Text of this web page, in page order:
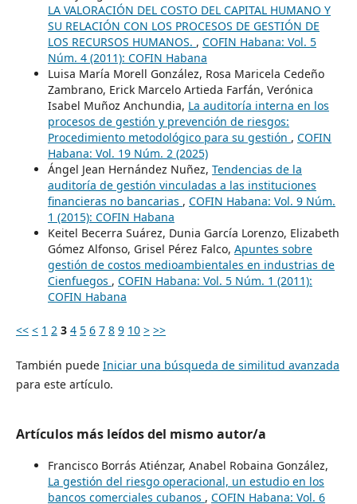
LA VALORACIÓN DEL COSTO DEL CAPITAL HUMANO Y
SU RELACIÓN CON LOS PROCESOS DE GESTIÓN DE
LOS RECURSOS HUMANOS. , COFIN Habana: Vol. 5
Núm. 4 (2011): COFIN Habana
Luisa María Morell González, Rosa Maricela Cedeño
Zambrano, Erick Marcelo Artieda Farfán, Verónica
Isabel Muñoz Anchundia, La auditoría interna en los
procesos de gestión y prevención de riesgos:
Procedimiento metodológico para su gestión , COFIN
Habana: Vol. 19 Núm. 2 (2025)
Ángel Jean Hernández Nuñez, Tendencias de la
auditoría de gestión vinculadas a las instituciones
financieras no bancarias , COFIN Habana: Vol. 9 Núm.
1 (2015): COFIN Habana
Keitel Becerra Suárez, Dunia García Lorenzo, Elizabeth
Gómez Alfonso, Grisel Pérez Falco, Apuntes sobre
gestión de costos medioambientales en industrias de
Cienfuegos , COFIN Habana: Vol. 5 Núm. 1 (2011):
COFIN Habana
<< < 1 2 3 4 5 6 7 8 9 10 > >>
También puede Iniciar una búsqueda de similitud avanzada
para este artículo.
Artículos más leídos del mismo autor/a
Francisco Borrás Atiénzar, Anabel Robaina González,
La gestión del riesgo operacional, un estudio en los
bancos comerciales cubanos , COFIN Habana: Vol. 6